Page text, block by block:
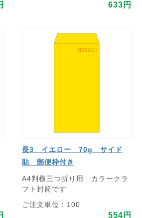
633円
長3 イエロー 70g サイド
貼 郵便枠付き
A4判横三つ折り用 カラークラ
フト封筒です
ご注文単位：100
554円